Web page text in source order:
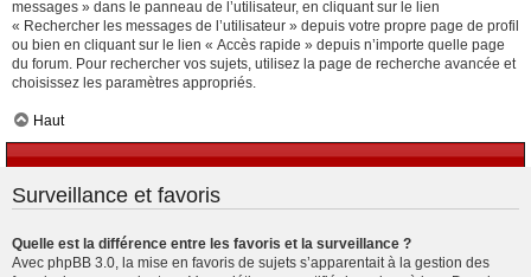
messages » dans le panneau de l’utilisateur, en cliquant sur le lien
« Rechercher les messages de l’utilisateur » depuis votre propre page de profil
ou bien en cliquant sur le lien « Accès rapide » depuis n’importe quelle page
du forum. Pour rechercher vos sujets, utilisez la page de recherche avancée et
choisissez les paramètres appropriés.
Haut
Surveillance et favoris
Quelle est la différence entre les favoris et la surveillance ?
Avec phpBB 3.0, la mise en favoris de sujets s’apparentait à la gestion des